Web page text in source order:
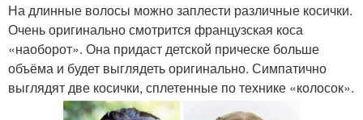
На длинные волосы можно заплести различные косички.
Очень оригинально смотрится французская коса
«наоборот». Она придаст детской прическе больше
объёма и будет выглядеть оригинально. Симпатично
выглядят две косички, сплетенные по технике «колосок».